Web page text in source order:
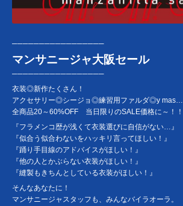
─────────────────
マンサニージャ大阪セール
─────────────────
衣装◎新作たくさん！
アクセサリー◎シージョ◎練習用ファルダ◎y mas…
全商品20～60%OFF 当日限りのSALE価格に～！！
『フラメンコ歴が浅くて衣装選びに自信がない…』
『似合う似合わないをハッキリ言ってほしい！』
『踊り手目線のアドバイスがほしい！』
『他の人とかぶらない衣装がほしい！』
『縫製もきちんとしている衣装がほしい！』
そんなあなたに！
マンサニージャスタッフも、みんなバイラオーラ。